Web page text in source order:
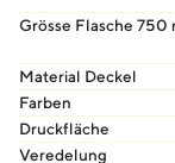
Grösse Flasche 750
Material Deckel
Farben
Druckfläche
Veredelung